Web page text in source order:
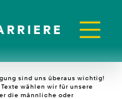
sind uns überaus wichtig!
wählen wir für unsere
die männliche oder